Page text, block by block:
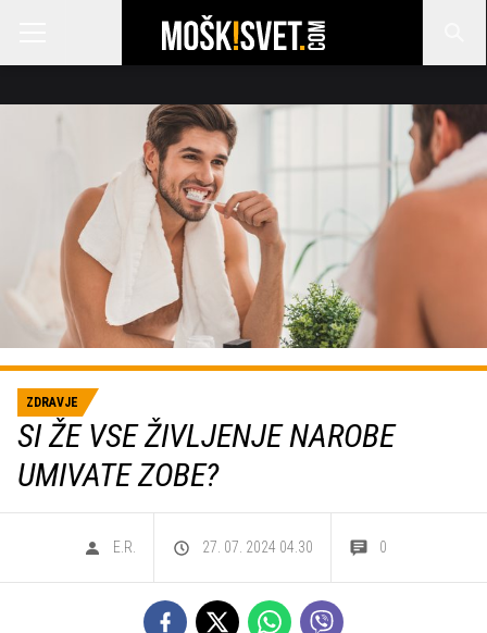
ZDRAVJE
SI ŽE VSE ŽIVLJENJE NAROBE
UMIVATE ZOBE?
E.R. 27. 07. 2024 04.30 0